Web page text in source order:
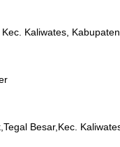
Kaliwates,
Besar,Kec.